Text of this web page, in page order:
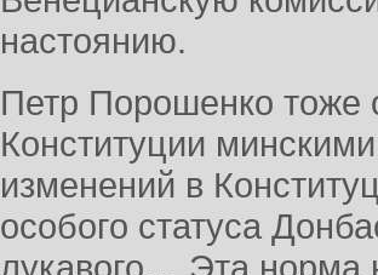
настоянию.
Петр Порошенко тоже
Конституции
изменений в
особого статуса